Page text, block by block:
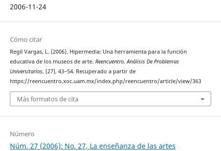
2006-11-24
Cómo citar
Regil Vargas, L. (2006). Hipermedia: Una herramienta para la función
educativa de los museos de arte. Reencuentro. Análisis De Problemas
Universitarios, (27), 43–54. Recuperado a partir de
https://reencuentro.xoc.uam.mx/index.php/reencuentro/article/view/363
Más formatos de cita
Número
Núm. 27 (2006): No. 27, La enseñanza de las artes